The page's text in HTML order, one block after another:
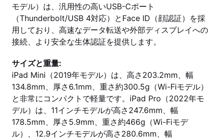
モデル）は、汎用性の高いUSB-Cポート
（Thunderbolt/USB 4対応）とFace ID（顔認証）を採
用しており、高速なデータ転送や外部ディスプレイへの
接続、より安全な生体認証を提供します。
サイズと重量:
iPad Mini（2019年モデル）は、高さ203.2mm、幅
134.8mm、厚さ6.1mm、重さ約300.5g（Wi-Fiモデル）
と非常にコンパクトで軽量です。iPad Pro（2022年モ
デル）は、11インチモデルが高さ247.6mm、幅
178.5mm、厚さ5.9mm、重さ約466g（Wi-Fiモデ
ル）、12.9インチモデルが高さ280.6mm、幅